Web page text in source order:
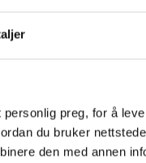
preg, for å
du bruker
den med annen
også kjøpt